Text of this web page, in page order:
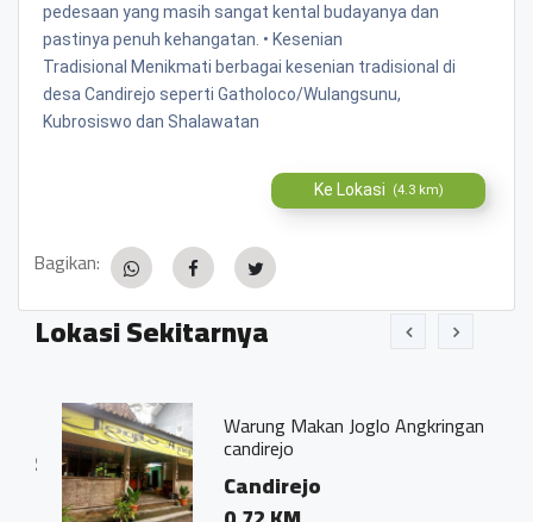
pedesaan yang masih sangat kental budayanya dan
pastinya penuh kehangatan. • Kesenian
Tradisional Menikmati berbagai kesenian tradisional di
desa Candirejo seperti Gatholoco/Wulangsunu,
Kubrosiswo dan Shalawatan
Ke Lokasi (4.3 km)
Bagikan:
Lokasi Sekitarnya
Warung Makan Joglo Angkringan
candirejo
Candirejo